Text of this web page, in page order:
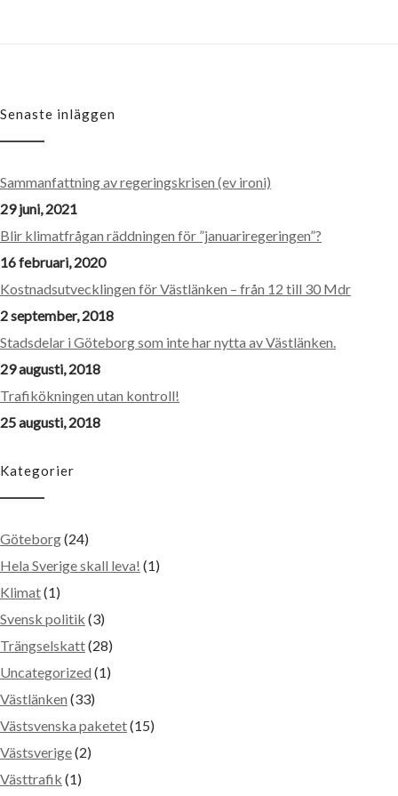
Senaste inläggen
Sammanfattning av regeringskrisen (ev ironi)
29 juni, 2021
Blir klimatfrågan räddningen för ”januariregeringen”?
16 februari, 2020
Kostnadsutvecklingen för Västlänken – från 12 till 30 Mdr
2 september, 2018
Stadsdelar i Göteborg som inte har nytta av Västlänken.
29 augusti, 2018
Trafikökningen utan kontroll!
25 augusti, 2018
Kategorier
Göteborg(24)
Hela Sverige skall leva! (1)
Klimat(1)
Svensk politik (3)
Trängselskatt(28)
Uncategorized (1)
Västlänken (33)
Västsvenska paketet(15)
Västsverige(2)
Västtrafik (1)